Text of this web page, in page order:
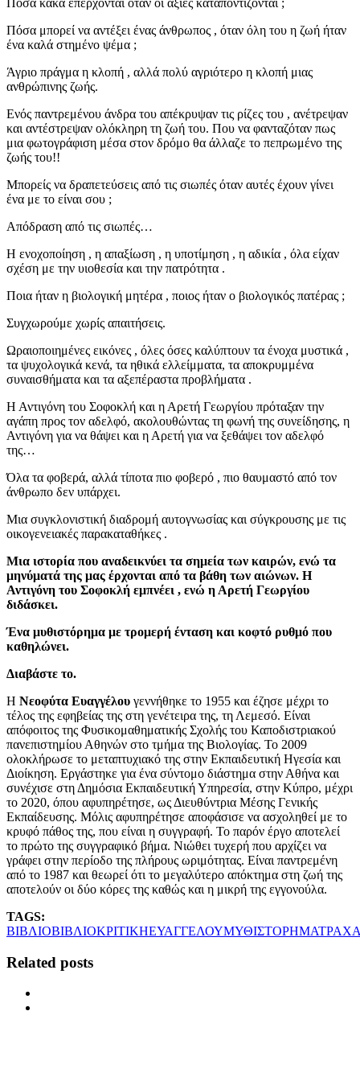
Πόσα μπορεί να αντέξει ένας άνθρωπος , όταν όλη του η ζωή ήταν
ένα καλά στημένο ψέμα ;
Άγριο πράγμα η κλοπή , αλλά πολύ αγριότερο η κλοπή μιας
ανθρώπινης ζωής.
Ενός παντρεμένου άνδρα του απέκρυψαν τις ρίζες του , ανέτρεψαν
και αντέστρεψαν ολόκληρη τη ζωή του. Που να φανταζόταν πως
μια φωτογράφιση μέσα στον δρόμο θα άλλαζε το πεπρωμένο της
ζωής του!!
Μπορείς να δραπετεύσεις από τις σιωπές όταν αυτές έχουν γίνει
ένα με το είναι σου ;
Απόδραση από τις σιωπές…
Η ενοχοποίηση , η απαξίωση , η υποτίμηση , η αδικία , όλα είχαν
σχέση με την υιοθεσία και την πατρότητα .
Ποια ήταν η βιολογική μητέρα , ποιος ήταν ο βιολογικός πατέρας ;
Συγχωρούμε χωρίς απαιτήσεις.
Ωραιοποιημένες εικόνες , όλες όσες καλύπτουν τα ένοχα μυστικά ,
τα ψυχολογικά κενά, τα ηθικά ελλείμματα, τα αποκρυμμένα
συναισθήματα και τα αξεπέραστα προβλήματα .
Η Αντιγόνη του Σοφοκλή και η Αρετή Γεωργίου πρόταξαν την
αγάπη προς τον αδελφό, ακολουθώντας τη φωνή της συνείδησης, η
Αντιγόνη για να θάψει και η Αρετή για να ξεθάψει τον αδελφό
της…
Όλα τα φοβερά, αλλά τίποτα πιο φοβερό , πιο θαυμαστό από τον
άνθρωπο δεν υπάρχει.
Μια συγκλονιστική διαδρομή αυτογνωσίας και σύγκρουσης με τις
οικογενειακές παρακαταθήκες .
Μια ιστορία που αναδεικνύει τα σημεία των καιρών, ενώ τα
μηνύματά της μας έρχονται από τα βάθη των αιώνων. Η
Αντιγόνη του Σοφοκλή εμπνέει , ενώ η Αρετή Γεωργίου
διδάσκει.
Ένα μυθιστόρημα με τρομερή ένταση και κοφτό ρυθμό που
καθηλώνει.
Διαβάστε το.
Η Νεοφύτα Ευαγγέλου γεννήθηκε το 1955 και έζησε μέχρι το
τέλος της εφηβείας της στη γενέτειρα της, τη Λεμεσό. Είναι
απόφοιτος της Φυσικομαθηματικής Σχολής του Καποδιστριακού
πανεπιστημίου Αθηνών στο τμήμα της Βιολογίας. Το 2009
ολοκλήρωσε το μεταπτυχιακό της στην Εκπαιδευτική Ηγεσία και
Διοίκηση. Εργάστηκε για ένα σύντομο διάστημα στην Αθήνα και
συνέχισε στη Δημόσια Εκπαιδευτική Υπηρεσία, στην Κύπρο, μέχρι
το 2020, όπου αφυπηρέτησε, ως Διευθύντρια Μέσης Γενικής
Εκπαίδευσης. Μόλις αφυπηρέτησε αποφάσισε να ασχοληθεί με το
κρυφό πάθος της, που είναι η συγγραφή. Το παρόν έργο αποτελεί
το πρώτο της συγγραφικό βήμα. Νιώθει τυχερή που αρχίζει να
γράφει στην περίοδο της πλήρους ωριμότητας. Είναι παντρεμένη
από το 1987 και θεωρεί ότι το μεγαλύτερο απόκτημα στη ζωή της
αποτελούν οι δύο κόρες της καθώς και η μικρή της εγγονούλα.
TAGS:
ΒΙΒΛΙΟΒΙΒΛΙΟΚΡΙΤΙΚΗΕΥΑΓΓΕΛΟΥΜΥΘΙΣΤΟΡΗΜΑ
Related posts